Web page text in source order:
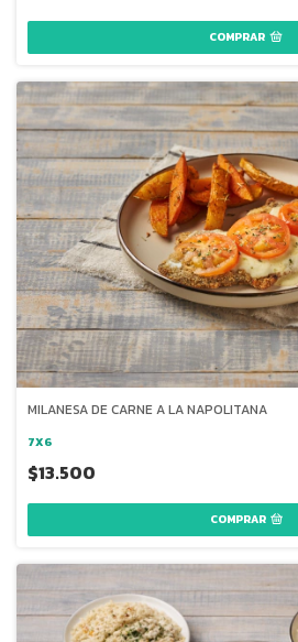
MILANESA DE CARNE A LA NAPOLITANA
7X6
$13.500
COMPRAR